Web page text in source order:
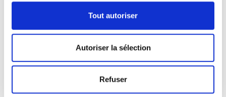
Tout autoriser
Autoriser la sélection
Refuser
La déclaration des comptes bancaires ouverts à
l’étranger est obligatoire, y compris les comptes sur
lesquels on a procuration (même pour les chefs
ouverts, détenus, utilisés ou clos à l’étranger) de la
déclaration 2042. Il faut aussi cocher la case 8TT (Les
contrats de prévoyance vieillesse, type 111bis ou